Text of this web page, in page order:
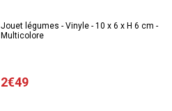
Jouet légumes - Vinyle - 10 x 6 x H 6 cm -
Multicolore
2€49